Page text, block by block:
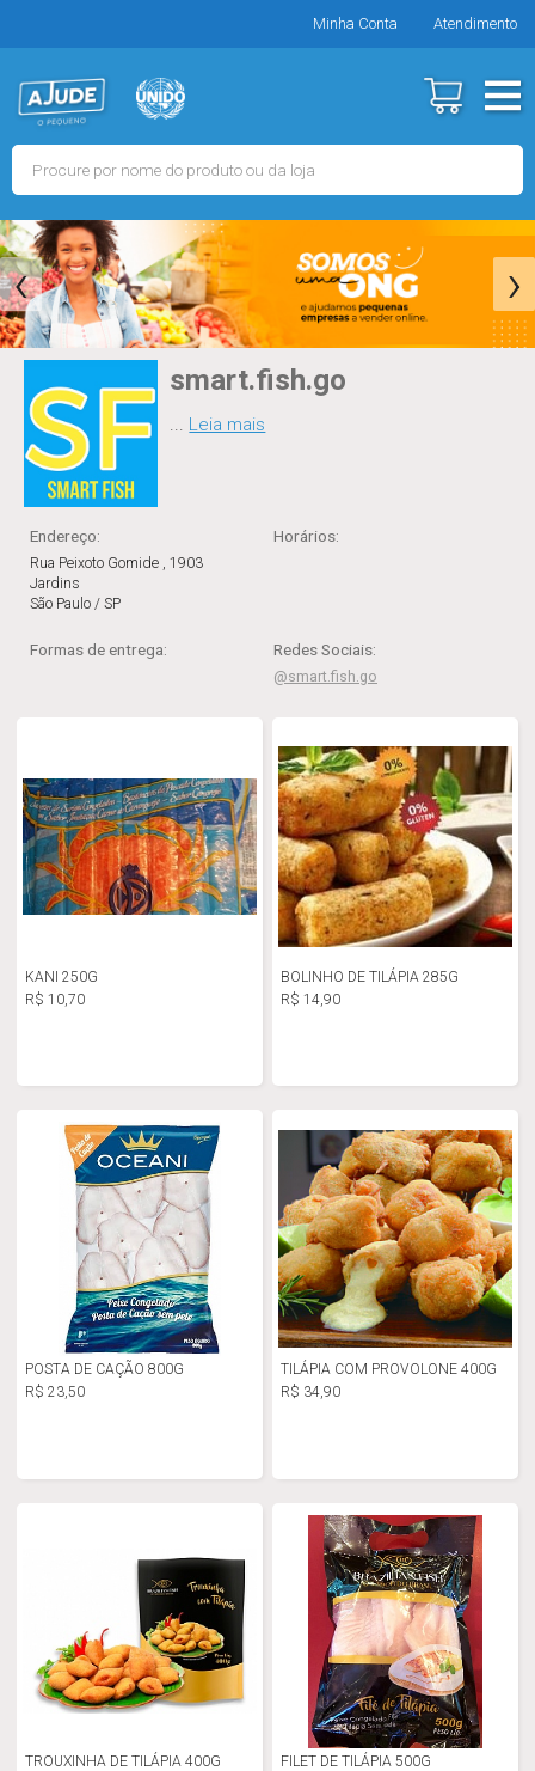
Minha Conta Atendimento
‹ ›
smart.fish.go
... Leia mais
Endereço:
Rua Peixoto Gomide , 1903
Jardins
São Paulo / SP
Horários:
Formas de entrega: Redes Sociais:
@smart.fish.go
KANI 250G
R$ 10,70
BOLINHO DE TILÁPIA 285G
R$ 14,90
POSTA DE CAÇÃO 800G
R$ 23,50
TILÁPIA COM PROVOLONE 400G
R$ 34,90
TROUXINHA DE TILÁPIA 400G
FILET DE TILÁPIA 500G